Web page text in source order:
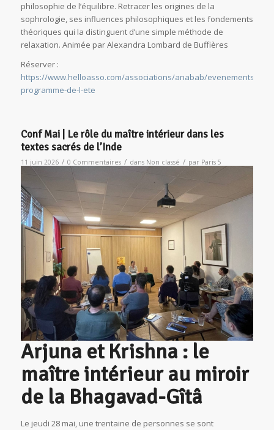
philosophie de l’équilibre. Retracer les origines de la
sophrologie, ses influences philosophiques et les fondements
théoriques qui la distinguent d’une simple méthode de
relaxation. Animée par Alexandra Lombard de Buffières
Réserver :
https://www.helloasso.com/associations/anabab/evenements/
programme-de-l-ete
Conf Mai | Le rôle du maître intérieur dans les
textes sacrés de l’Inde
11 juin 2026 / 0 Commentaires / dans Non classé / par Paris 5
Arjuna et Krishna : le
maître intérieur au miroir
de la Bhagavad-Gîtâ
Le jeudi 28 mai, une trentaine de personnes se sont